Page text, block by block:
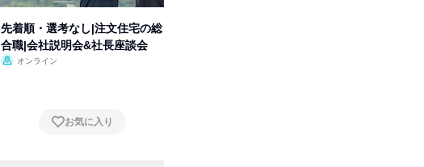
先着順・選考なし|注文住宅の総
合職|会社説明会&社長座談会
オンライン
お気に入り